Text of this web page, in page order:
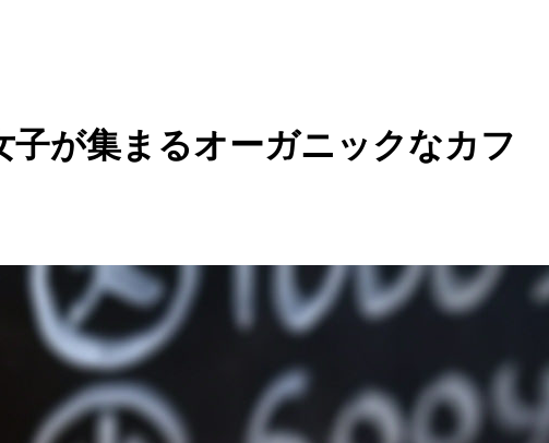
子が集まるオーガニックなカフ